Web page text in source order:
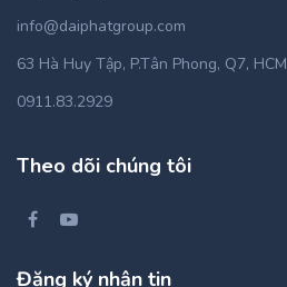
info@daiphatgroup.com
63 Hà Huy Tập, P.Tân Phong, Q7, HCM
0911.83.2929
Theo dõi chúng tôi
Đăng ký nhận tin